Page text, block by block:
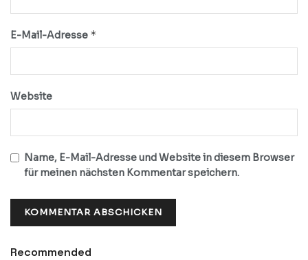
E-Mail-Adresse *
Website
Name, E-Mail-Adresse und Website in diesem Browser
für meinen nächsten Kommentar speichern.
Recommended